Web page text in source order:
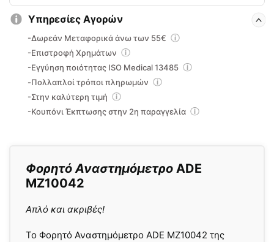
Φορητό Αναστημόμετρο ADE
MZ10042
Απλό και ακριβές!
Το Φορητό Αναστημόμετρο ADE MZ10042 της
Υπηρεσίες Αγορών
-Δωρεάν Μεταφορικά άνω των 55€
-Επιστροφή Χρημάτων
-Εγγύηση ποιότητας ISO Medical 13485
-Πολλαπλοί τρόποι πληρωμών
-Στην καλύτερη τιμή
-Κουπόνι Έκπτωσης στην 2η παραγγελία